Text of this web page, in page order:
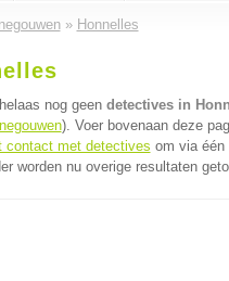
» Honnelles
nog geen detectives in
). Voer bovenaan deze
contact met detectives om via één
worden nu overige resultaten